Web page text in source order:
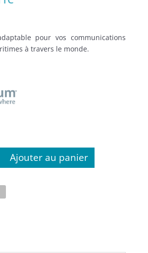
pour vos communications
à travers le monde.
Ajouter au panier